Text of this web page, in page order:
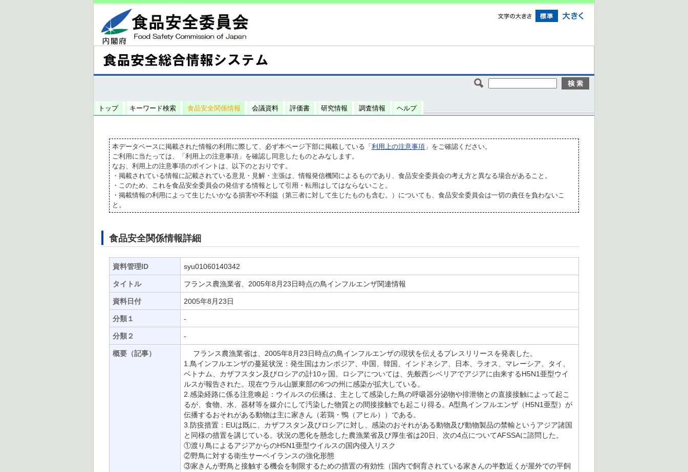
トップ キーワード検索 食品安全関係情報 会議資料 評価書 研究情報 調査情報 ヘルプ
本データベースに掲載された情報の利用に際して、必ず本ページ下部に掲載している「 利用上の注意事項 」をご確認ください。
ご利用に当たっては、「利用上の注意事項」を確認し同意したものとみなします。
なお、利用上の注意事項のポイントは、以下のとおりです。
・掲載されている情報に記載されている意見・見解・主張は、情報発信機関によるものであり、食品安全委員会の考え方と異なる場合があること。
・このため、これを食品安全委員会の発信する情報として引用・転用はしてはならないこと。
・掲載情報の利用によって生じたいかなる損害や不利益（第三者に対して生じたものも含む。）についても、食品安全委員会は一切の責任を負わないこ
と。
食品安全関係情報詳細
資料管理ID syu01060140342
タイトル フランス農漁業省、2005年8月23日時点の鳥インフルエンザ関連情報
資料日付 2005年8月23日
分類１ -
分類２ -
概要（記事）
フランス農漁業省は、2005年8月23日時点の鳥インフルエンザの現状を伝えるプレスリリースを発表した。
1.鳥インフルエンザの蔓延状況：発生国はカンボジア、中国、韓国、インドネシア、日本、ラオス、マレーシア、タイ、
ベトナム、カザフスタン及びロシアの計10ヶ国。ロシアについては、先般西シベリアでアジアに由来するH5N1亜型ウイ
ルスが報告された。現在ウラル山脈東部の6つの州に感染が拡大している。
2.感染経路に係る注意喚起：ウイルスの伝播は、主として感染した鳥の呼吸器分泌物や排泄物との直接接触によって起こ
るが、食物、水、器材等を媒介にして汚染した物質との間接接触でも起こり得る。A型鳥インフルエンザ（H5N1亜型）が
伝播するおそれがある動物は主に家きん（若鶏・鴨（アヒル））である。
3.防疫措置：EUは既に、カザフスタン及びロシアに対し、感染のおそれがある動物及び動物製品の禁輸というアジア諸国
と同様の措置を講じている。状況の悪化を懸念した農漁業省及び厚生省は20日、次の4点についてAFSSAに諮問した。
①渡り鳥によるアジアからのH5N1亜型ウイルスの国内侵入リスク
②野鳥に対する衛生サーベイランスの強化形態
③家きんが野鳥と接触する機会を制限するための措置の有効性（国内で飼育されている家きんの半数近くが屋外での平飼